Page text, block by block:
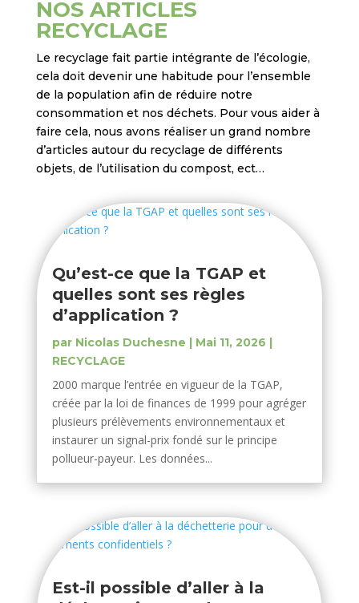
NOS ARTICLES
RECYCLAGE
Le recyclage fait partie intégrante de l’écologie,
cela doit devenir une habitude pour l’ensemble
de la population afin de réduire notre
consommation et nos déchets. Pour vous aider à
faire cela, nous avons réaliser un grand nombre
d’articles autour du recyclage de différents
objets, de l’utilisation du compost, ect…
Qu’est-ce que la TGAP et
quelles sont ses règles
d’application ?
par Nicolas Duchesne | Mai 11, 2026 |
RECYCLAGE
2000 marque l’entrée en vigueur de la TGAP,
créée par la loi de finances de 1999 pour agréger
plusieurs prélèvements environnementaux et
instaurer un signal-prix fondé sur le principe
pollueur-payeur. Les données...
Est-il possible d’aller à la